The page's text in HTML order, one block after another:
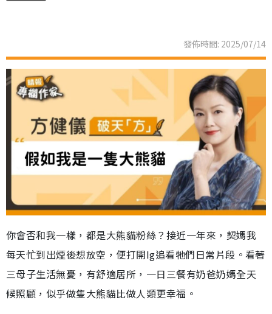
發佈時間: 2025/07/14
你會否和我一樣，都是大熊貓粉絲？接近一年來，契媽我
每天忙到出煙後想放空，便打開Ig追看牠們日常片段。看著
三母子生活無憂，有舒適居所，一日三餐有奶爸奶媽全天
候照顧，似乎做隻大熊貓比做人類更幸福。